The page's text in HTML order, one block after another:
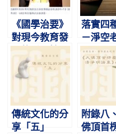
《國學治要》
對現今教育發
展的重要性
落實四
－淨空
傳統文化的分
享「五」
附錄八
佛頂首